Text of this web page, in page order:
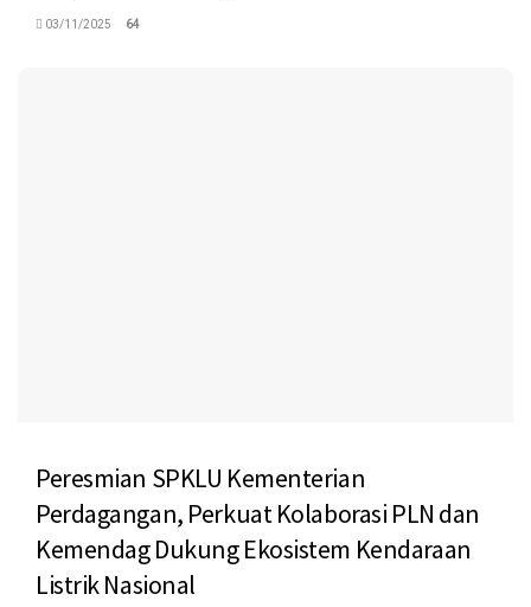
03/11/2025 64
Peresmian SPKLU Kementerian
Perdagangan, Perkuat Kolaborasi PLN dan
Kemendag Dukung Ekosistem Kendaraan
Listrik Nasional